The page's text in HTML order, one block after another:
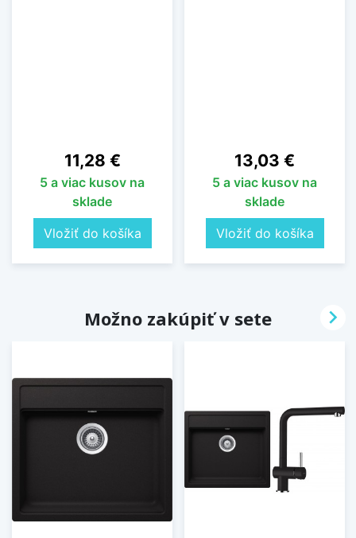
Cena
11,28 €
5 a viac kusov na
sklade
Vložiť do košíka
Cena
13,03 €
5 a viac kusov na
sklade
Vložiť do košíka
Možno zakúpiť v sete 